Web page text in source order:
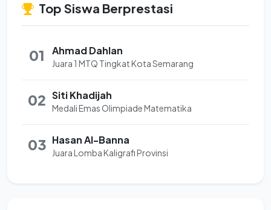
Top Siswa Berprestasi
01 Ahmad Dahlan
Juara 1 MTQ Tingkat Kota Semarang
02 Siti Khadijah
Medali Emas Olimpiade Matematika
03 Hasan Al-Banna
Juara Lomba Kaligrafi Provinsi